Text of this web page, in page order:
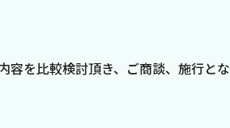
容を比較検討頂き、ご商談、施行とな